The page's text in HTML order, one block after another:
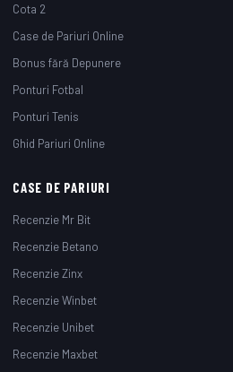
Cota 2
Case de Pariuri Online
Bonus fără Depunere
Ponturi Fotbal
Ponturi Tenis
Ghid Pariuri Online
CASE DE PARIURI
Recenzie Mr Bit
Recenzie Betano
Recenzie Zinx
Recenzie Winbet
Recenzie Unibet
Recenzie Maxbet